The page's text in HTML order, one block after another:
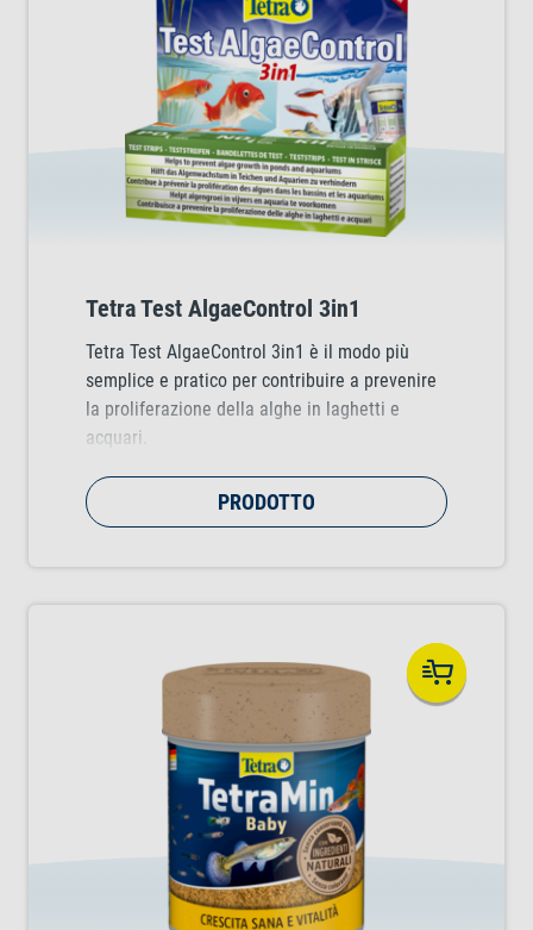
Tetra Test AlgaeControl 3in1
Tetra Test AlgaeControl 3in1 è il modo più
semplice e pratico per contribuire a prevenire
la proliferazione della alghe in laghetti e
acquari.
PRODOTTO